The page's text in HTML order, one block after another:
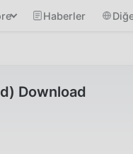
Haberler
Download